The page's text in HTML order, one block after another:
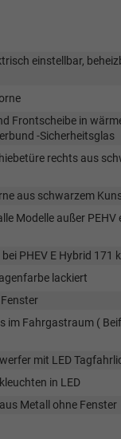
einstellbar,
Frontscheibe in
-Sicherheitsglas
rechts aus
aus schwarzem
Modelle außer PEHV
PHEV E Hybrid 171
lackiert
im Fahrgastraum (
mit LED
in LED
Metall ohne Fenster